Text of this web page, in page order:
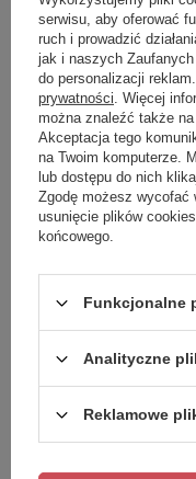
Potrzebujesz
Zadaj pytanie a my
najciekawsze pytania i
dla innych.
Treść twojej opinii
serwisu, aby oferować
ruch i prowadzić
jak i naszych
do personalizacji
prywatności . Więcej
można znaleźć także
Akceptacja tego
na Twoim komputerze.
lub dostępu do nich
Zgodę możesz wycofać
usunięcie plików
końcowego.
Funkcjonalne
Analityczne
Reklamowe